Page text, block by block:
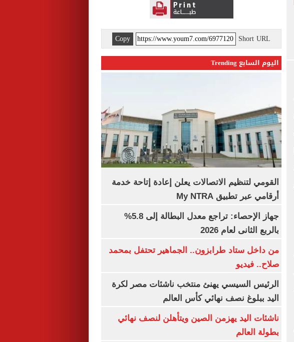
Short URL
Copy
اليوم السابع Trending
القومي لتنظيم الاتصالات يعلن إعادة إتاحة خدمة
أرقامي عبر تطبيق My NTRA
جهاز الإحصاء: تراجع معدل البطالة إلى 5.8%
بالربع الثانى لعام 2026
من داخل ستاد طرابزون.. الجماهير تحتفل بمحمد
صلاح.. فيديو
الرئيس السيسي يهنئ منتخب ناشئات مصر لكرة
اليد ببلوغ نصف نهائي كأس العالم
ناشئات اليد يهزمن الصين ويتأهلن لنصف نهائي
بطولة العالم